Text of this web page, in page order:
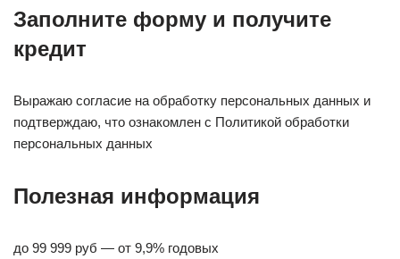
Заполните форму и получите
кредит
Выражаю согласие на обработку персональных данных и
подтверждаю, что ознакомлен с Политикой обработки
персональных данных
Полезная информация
до 99 999 руб — от 9,9% годовых